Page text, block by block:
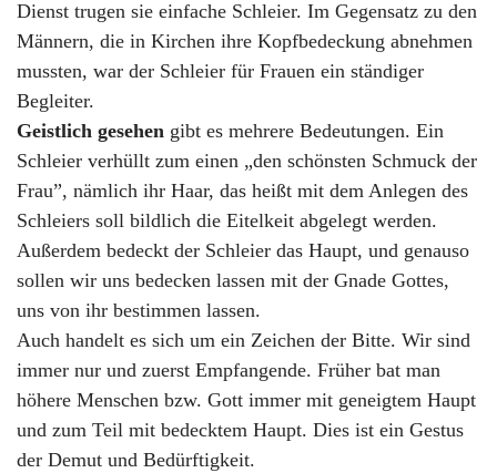
Dienst trugen sie einfache Schleier. Im Gegensatz zu den
Männern, die in Kirchen ihre Kopfbedeckung abnehmen
mussten, war der Schleier für Frauen ein ständiger
Begleiter.
Geistlich gesehen gibt es mehrere Bedeutungen. Ein
Schleier verhüllt zum einen „den schönsten Schmuck der
Frau”, nämlich ihr Haar, das heißt mit dem Anlegen des
Schleiers soll bildlich die Eitelkeit abgelegt werden.
Außerdem bedeckt der Schleier das Haupt, und genauso
sollen wir uns bedecken lassen mit der Gnade Gottes,
uns von ihr bestimmen lassen.
Auch handelt es sich um ein Zeichen der Bitte. Wir sind
immer nur und zuerst Empfangende. Früher bat man
höhere Menschen bzw. Gott immer mit geneigtem Haupt
und zum Teil mit bedecktem Haupt. Dies ist ein Gestus
der Demut und Bedürftigkeit.